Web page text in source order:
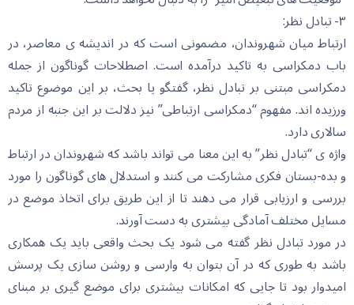
٣- تبادل نظر:
ارتباط میان شهروندان، مضمونی است که در اندیشه ی معاصر، در
باب دمکراسی به تاکید درآمده است. اصطلاحات گوناگون از جمله
دمکراسی مبتنی بر تبادل نظر، گفتگو یا بحث، بر این موضوع تاکید
ورزیده اند. مفهوم “دمکراسی ارتباطی” نیز دلالت بر این جنبه از مردم
سالاری دارد.
واژه ی “تبادل نظر” به این معنا می تواند باشد که شهروندان در ارتباط
و بده-بستان فکری مشارکت می کنند و استدلال های گوناگون را مورد
بررسی و ارزیابی قرار می دهند تا از این طریق برای اتخاذ موضع در
مسایل مختلف آمادگی بیشتری به دست آورند.
در مورد تبادل نظر گفته می شود یک بحث واقعی باید یک همکاری
باشد به طوری که در آن بتوان به وارسی و روشن سازی یک پرسش
امیدوار بود تا جایی که امکانات بیشتری برای موضع گیری بر مبنای